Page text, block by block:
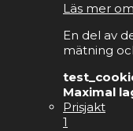
Läs mer
En del av
mätning
Maximal
Prisjakt
1